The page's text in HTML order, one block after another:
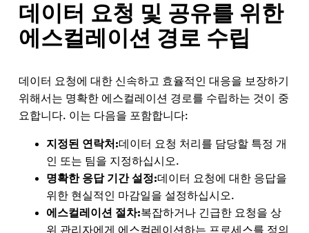
데이터 요청 및 공유를 위한
에스컬레이션 경로 수립
데이터 요청에 대한 신속하고 효율적인 대응을 보장하기
위해서는 명확한 에스컬레이션 경로를 수립하는 것이 중
요합니다. 이는 다음을 포함합니다:
지정된 연락처:데이터 요청 처리를 담당할 특정 개
인 또는 팀을 지정하십시오.
명확한 응답 기간 설정:데이터 요청에 대한 응답을
위한 현실적인 마감일을 설정하십시오.
에스컬레이션 절차:복잡하거나 긴급한 요청을 상